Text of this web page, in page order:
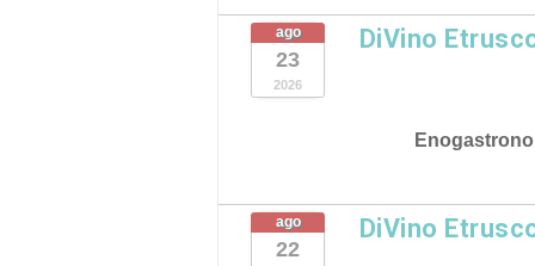
ago
23
2026
DiVino
ago
22
DiVino